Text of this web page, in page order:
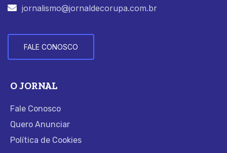
jornalismo@jornaldecorupa.com.br
FALE CONOSCO
O JORNAL
Fale Conosco
Quero Anunciar
Política de Cookies